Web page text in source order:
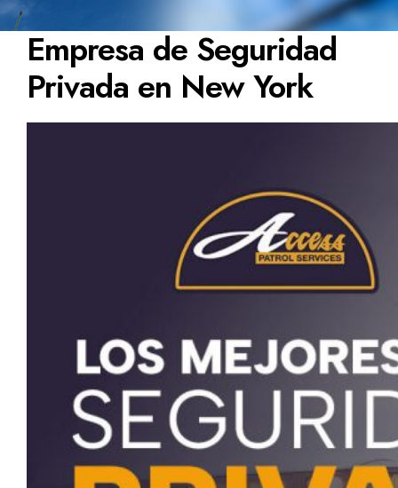
Empresa de Seguridad
Privada en New York